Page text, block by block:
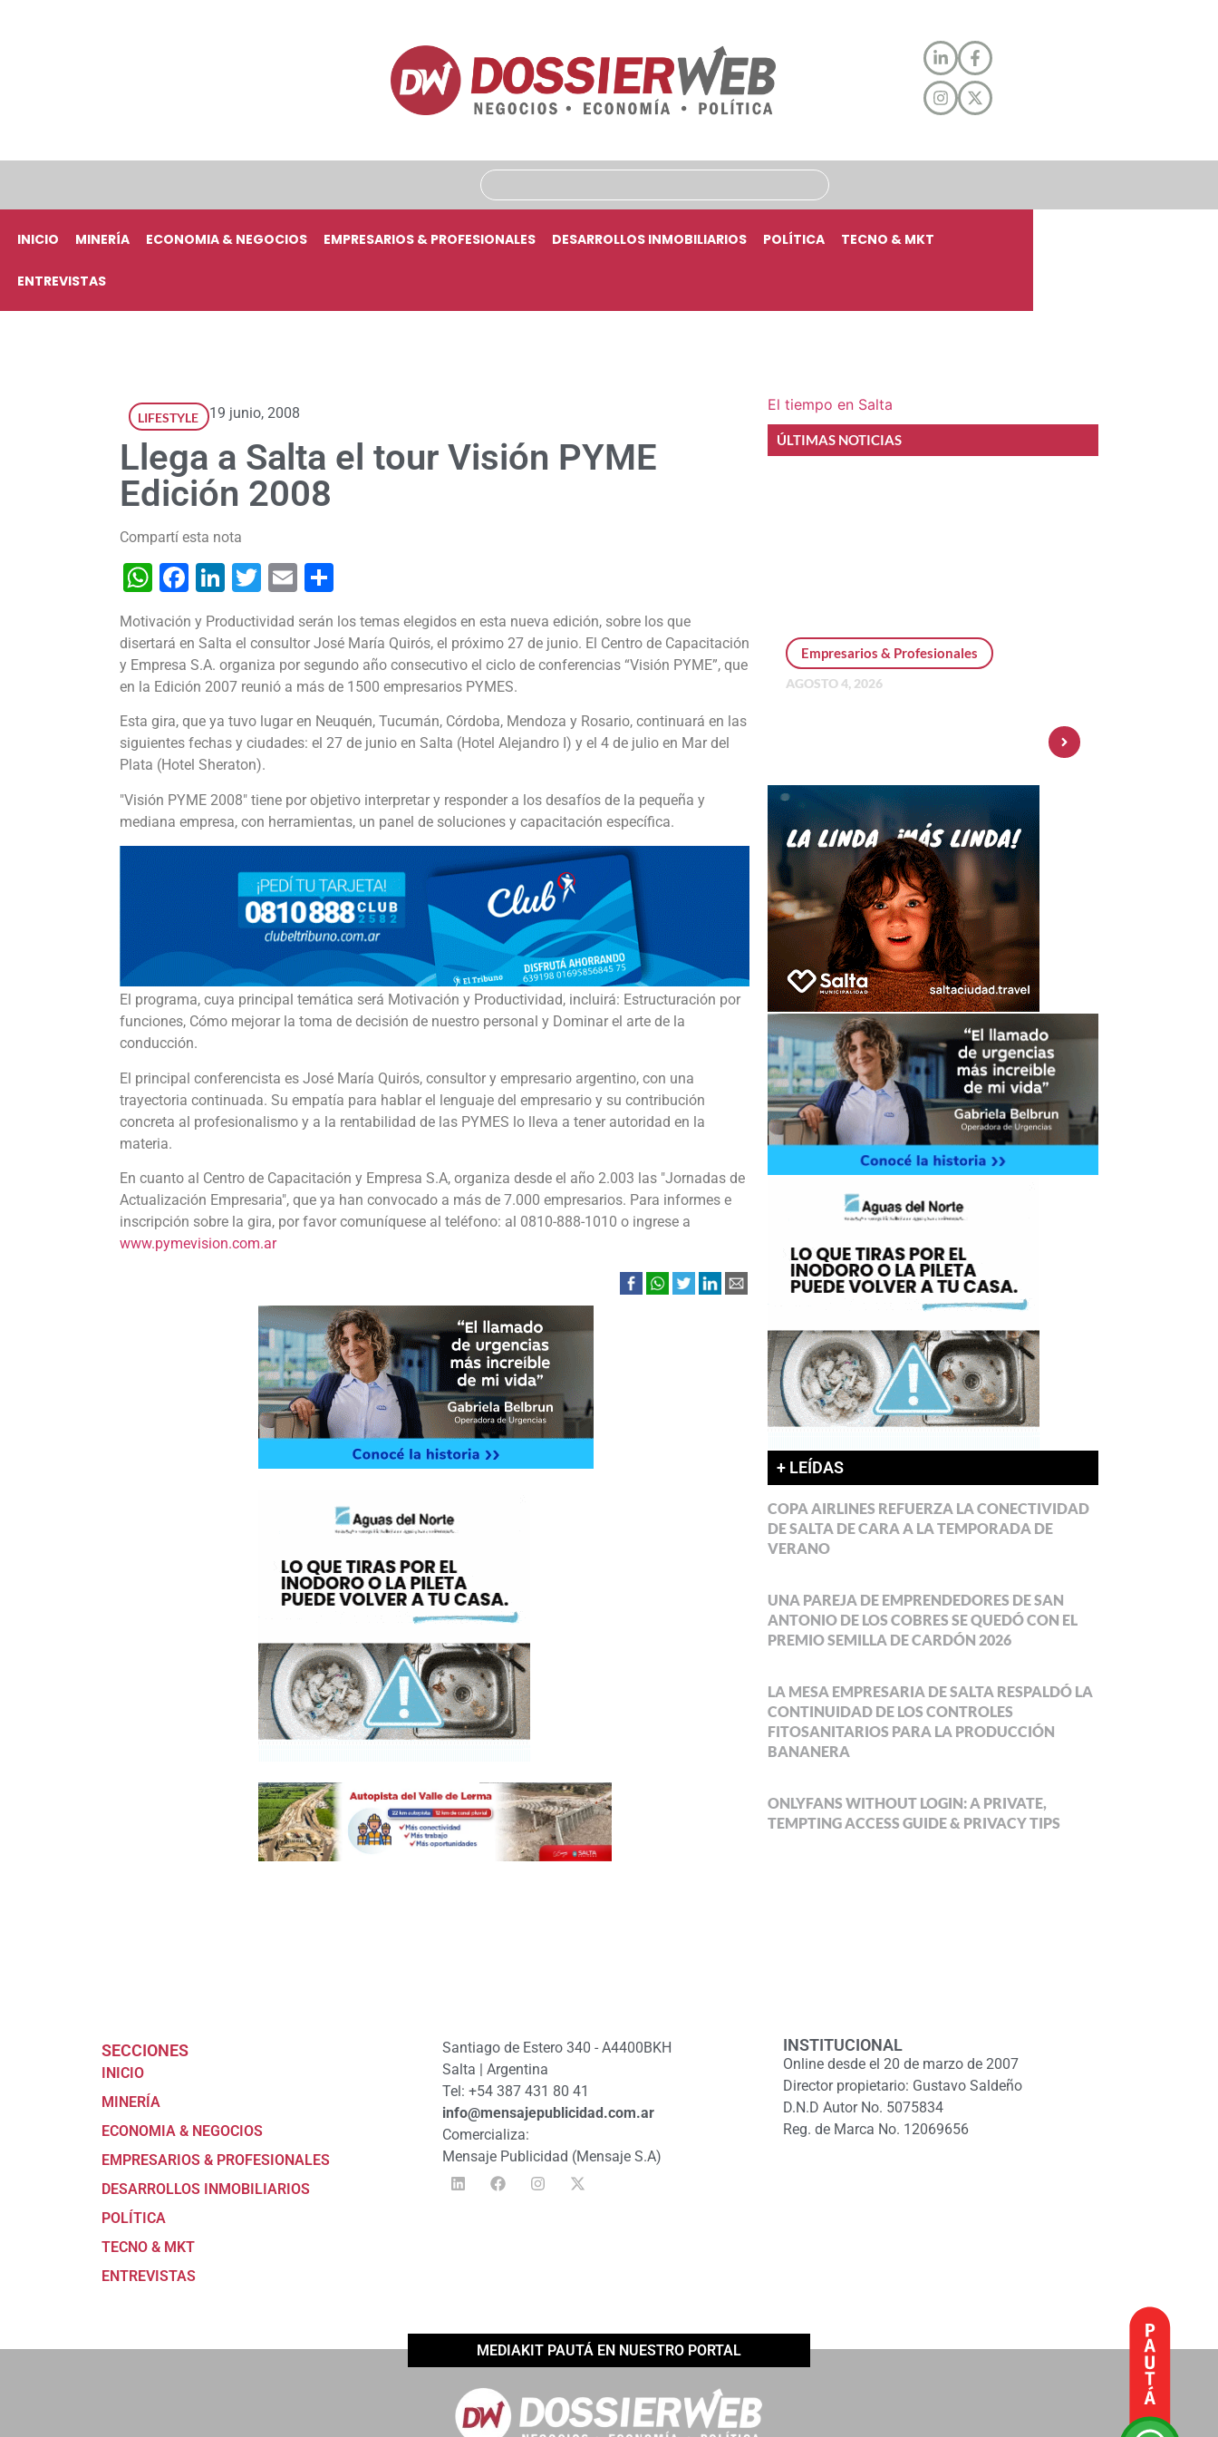
INICIO MINERÍA ECONOMIA & NEGOCIOS EMPRESARIOS & PROFESIONALES DESARROLLOS INMOBILIARIOS POLÍTICA TECNO & MKT
ENTREVISTAS
LIFESTYLE 19 junio, 2008
Llega a Salta el tour Visión PYME
Edición 2008
Compartí esta nota
WhatsApp
Facebook
LinkedIn
Twitter
Email
Motivación y Productividad serán los temas elegidos en esta nueva edición, sobre los que
disertará en Salta el consultor José María Quirós, el próximo 27 de junio. El Centro de Capacitación
y Empresa S.A. organiza por segundo año consecutivo el ciclo de conferencias “Visión PYME”, que
en la Edición 2007 reunió a más de 1500 empresarios PYMES.
Esta gira, que ya tuvo lugar en Neuquén, Tucumán, Córdoba, Mendoza y Rosario, continuará en las
siguientes fechas y ciudades: el 27 de junio en Salta (Hotel Alejandro I) y el 4 de julio en Mar del
Plata (Hotel Sheraton).
"Visión PYME 2008" tiene por objetivo interpretar y responder a los desafíos de la pequeña y
mediana empresa, con herramientas, un panel de soluciones y capacitación específica.
El programa, cuya principal temática será Motivación y Productividad, incluirá: Estructuración por
funciones, Cómo mejorar la toma de decisión de nuestro personal y Dominar el arte de la
conducción.
El principal conferencista es José María Quirós, consultor y empresario argentino, con una
trayectoria continuada. Su empatía para hablar el lenguaje del empresario y su contribución
concreta al profesionalismo y a la rentabilidad de las PYMES lo lleva a tener autoridad en la
materia.
En cuanto al Centro de Capacitación y Empresa S.A, organiza desde el año 2.003 las "Jornadas de
Actualización Empresaria", que ya han convocado a más de 7.000 empresarios. Para informes e
inscripción sobre la gira, por favor comuníquese al teléfono: al 0810-888-1010 o ingrese a
www.pymevision.com.ar
El tiempo en Salta
ÚLTIMAS NOTICIAS
Empresarios & Profesionales
AGOSTO 4, 2026
+ LEÍDAS
COPA AIRLINES REFUERZA LA CONECTIVIDAD
DE SALTA DE CARA A LA TEMPORADA DE
VERANO
UNA PAREJA DE EMPRENDEDORES DE SAN
ANTONIO DE LOS COBRES SE QUEDÓ CON EL
PREMIO SEMILLA DE CARDÓN 2026
LA MESA EMPRESARIA DE SALTA RESPALDÓ LA
CONTINUIDAD DE LOS CONTROLES
FITOSANITARIOS PARA LA PRODUCCIÓN
BANANERA
ONLYFANS WITHOUT LOGIN: A PRIVATE,
TEMPTING ACCESS GUIDE & PRIVACY TIPS
SECCIONES
INICIO
MINERÍA
ECONOMIA & NEGOCIOS
EMPRESARIOS & PROFESIONALES
DESARROLLOS INMOBILIARIOS
POLÍTICA
TECNO & MKT
ENTREVISTAS
Santiago de Estero 340 - A4400BKH
Salta | Argentina
Tel: +54 387 431 80 41
info@mensajepublicidad.com.ar
Comercializa:
Mensaje Publicidad (Mensaje S.A)
INSTITUCIONAL
Online desde el 20 de marzo de 2007
Director propietario: Gustavo Saldeño
D.N.D Autor No. 5075834
Reg. de Marca No. 12069656
MEDIAKIT PAUTÁ EN NUESTRO PORTAL